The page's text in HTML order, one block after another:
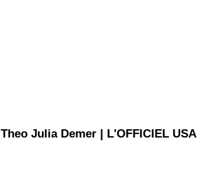
Theo Julia Demer | L'OFFICIEL USA